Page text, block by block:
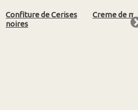
Confiture de Cerises
noires
Creme de